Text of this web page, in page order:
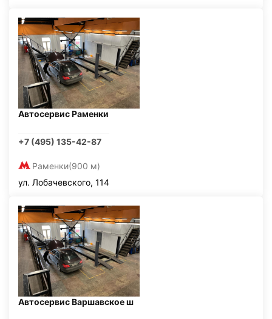
Автосервис Раменки
+7 (495) 135-42-87
Раменки(900 м)
ул. Лобачевского, 114
Автосервис Варшавское ш